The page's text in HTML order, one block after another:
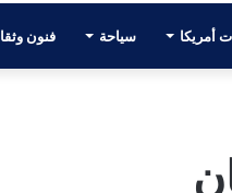
أمريكا سياحة فنون